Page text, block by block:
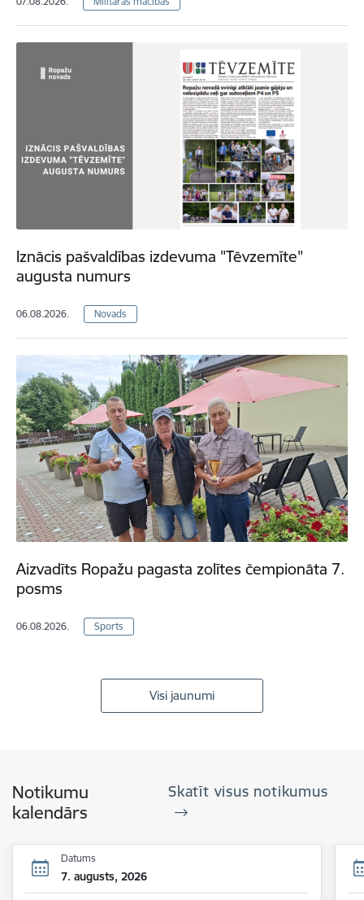
Iznācis pašvaldības izdevuma "Tēvzemīte"
augusta numurs
06.08.2026. Novads
Aizvadīts Ropažu pagasta zolītes čempionāta 7.
posms
06.08.2026. Sports
Visi jaunumi
Notikumu
kalendārs
Skatīt visus notikumus
Datums
7. augusts, 2026